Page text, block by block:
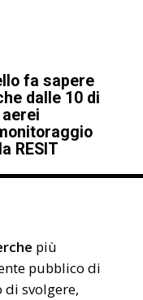
fa sapere
dalle 10 di
RESIT
più
pubblico di
di svolgere,